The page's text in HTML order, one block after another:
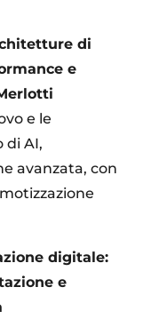
di
e
e le
di AI,
avanzata, con
digitale:
e